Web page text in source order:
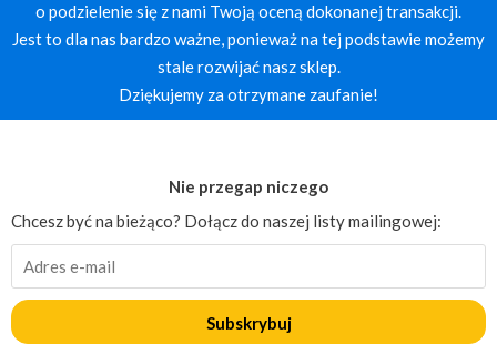
o podzielenie się z nami Twoją oceną dokonanej transakcji.
Jest to dla nas bardzo ważne, ponieważ na tej podstawie możemy
stale rozwijać nasz sklep.
Dziękujemy za otrzymane zaufanie!
Nie przegap niczego
Chcesz być na bieżąco? Dołącz do naszej listy mailingowej:
Subskrybuj